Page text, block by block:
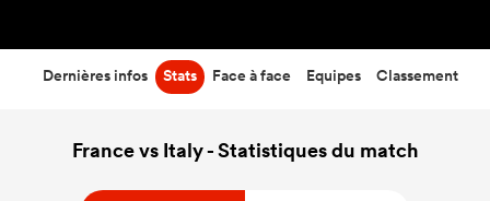
Dernières infos Stats Face à face Equipes Classement
France vs Italy - Statistiques du match